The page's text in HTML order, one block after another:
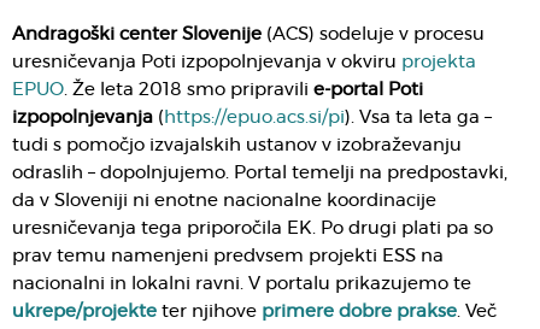
Andragoški center Slovenije (ACS) sodeluje v procesu
uresničevanja Poti izpopolnjevanja v okviru projekta
EPUO. Že leta 2018 smo pripravili e-portal Poti
izpopolnjevanja ( https://epuo.acs.si/pi). Vsa ta leta ga –
tudi s pomočjo izvajalskih ustanov v izobraževanju
odraslih – dopolnjujemo. Portal temelji na predpostavki,
da v Sloveniji ni enotne nacionalne koordinacije
uresničevanja tega priporočila EK. Po drugi plati pa so
prav temu namenjeni predvsem projekti ESS na
nacionalni in lokalni ravni. V portalu prikazujemo te
ukrepe/projekte ter njihove primere dobre prakse. Več